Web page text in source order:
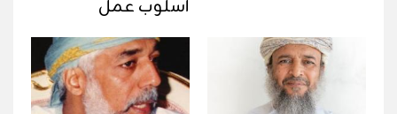
أسلوب عمل